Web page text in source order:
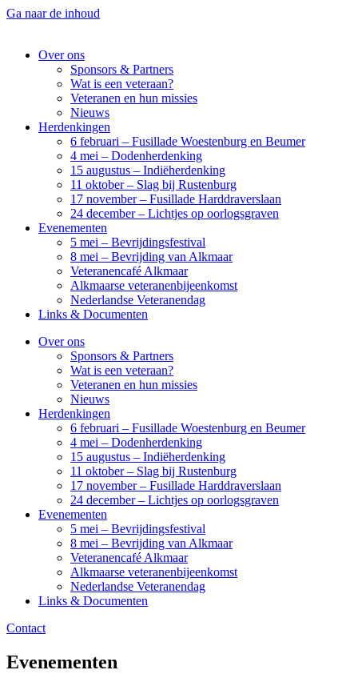
Ga naar de inhoud
Over ons
Sponsors & Partners
Wat is een veteraan?
Veteranen en hun missies
Nieuws
Herdenkingen
6 februari – Fusillade Woestenburg en Beumer
4 mei – Dodenherdenking
15 augustus – Indiëherdenking
11 oktober – Slag bij Rustenburg
17 november – Fusillade Harddraverslaan
24 december – Lichtjes op oorlogsgraven
Evenementen
5 mei – Bevrijdingsfestival
8 mei – Bevrijding van Alkmaar
Veteranencafé Alkmaar
Alkmaarse veteranenbijeenkomst
Nederlandse Veteranendag
Links & Documenten
Over ons
Sponsors & Partners
Wat is een veteraan?
Veteranen en hun missies
Nieuws
Herdenkingen
6 februari – Fusillade Woestenburg en Beumer
4 mei – Dodenherdenking
15 augustus – Indiëherdenking
11 oktober – Slag bij Rustenburg
17 november – Fusillade Harddraverslaan
24 december – Lichtjes op oorlogsgraven
Evenementen
5 mei – Bevrijdingsfestival
8 mei – Bevrijding van Alkmaar
Veteranencafé Alkmaar
Alkmaarse veteranenbijeenkomst
Nederlandse Veteranendag
Links & Documenten
Contact
Evenementen